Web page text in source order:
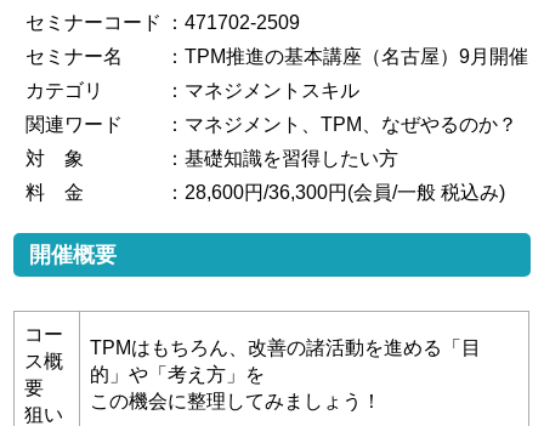
セミナーコード
：471702-2509
セミナー名
：TPM推進の基本講座（名古屋）9月開催
カテゴリ
：マネジメントスキル
関連ワード
：マネジメント、TPM、なぜやるのか？
対 象
：基礎知識を習得したい方
料 金
：28,600円/36,300円(会員/一般 税込み)
開催概要
コー
ス概
要
狙い
TPMはもちろん、改善の諸活動を進める「目
的」や「考え方」を
この機会に整理してみましょう！